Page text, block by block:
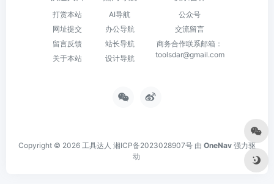
打赏本站
网址提交
留言反馈
关于本站
AI导航
办公导航
站长导航
设计导航
公众号
交流留言
商务合作联系邮箱：
toolsdar@gmail.com
Copyright © 2026 工具达人 湘ICP备2023028907号 由 OneNav 强力驱
动